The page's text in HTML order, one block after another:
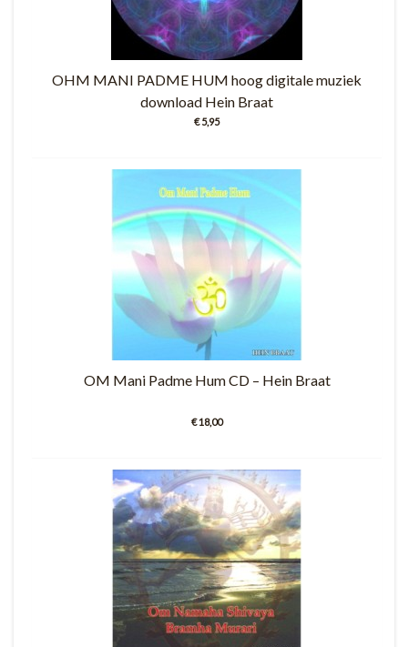
OHM MANI PADME HUM hoog digitale muziek
download Hein Braat
€ 5,95
OM Mani Padme Hum CD – Hein Braat
€ 18,00